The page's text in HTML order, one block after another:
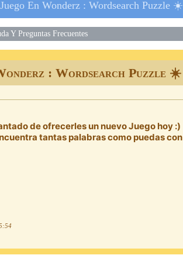
En Wonderz : Wordsearch Puzzle ☀️
Y Preguntas Frecuentes
: Wordsearch Puzzle ☀️
de ofrecerles un nuevo Juego hoy :)
tantas palabras como puedas